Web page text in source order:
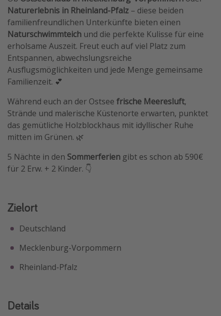
Naturerlebnis in Rheinland-Pfalz – diese beiden
familienfreundlichen Unterkünfte bieten einen
Naturschwimmteich und die perfekte Kulisse für eine
erholsame Auszeit. Freut euch auf viel Platz zum
Entspannen, abwechslungsreiche
Ausflugsmöglichkeiten und jede Menge gemeinsame
Familienzeit. 💕
Während euch an der Ostsee frische Meeresluft,
Strände und malerische Küstenorte erwarten, punktet
das gemütliche Holzblockhaus mit idyllischer Ruhe
mitten im Grünen. 🌿
5 Nächte in den Sommerferien gibt es schon ab 590€
für 2 Erw. + 2 Kinder. 👇
Zielort
Deutschland
Mecklenburg-Vorpommern
Rheinland-Pfalz
Details